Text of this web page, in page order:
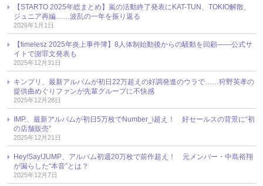
【STARTO 2025年総まとめ】嵐の活動終了発表にKAT-TUN、TOKIO解散、
ジュニア再編……波乱の一年を振り返る
2026年1月1日
【timelesz 2025年炎上事件簿】8人体制始動後からの騒動を回顧――公式サ
イトで謝罪文発表も
2025年12月31日
キンプリ、最新アルバムが初日22万超えの好調発進のウラで……狩野英孝の
提供曲めぐりファンが先輩グループに不快感
2025年12月28日
IMP.、最新アルバムが初日5万枚でNumber_i超え！ 好セールスの背景に“初
の店舗販売”
2025年12月21日
Hey!Say!JUMP、アルバム初週20万枚で前作超え！ 元メンバー・中島裕翔
が漏らした“本音”とは？
2025年12月7日